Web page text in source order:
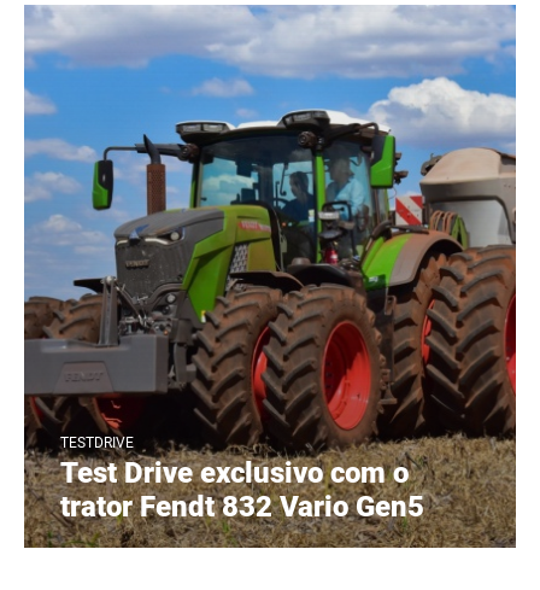
TESTDRIVE
Test Drive exclusivo com o
trator Fendt 832 Vario Gen5